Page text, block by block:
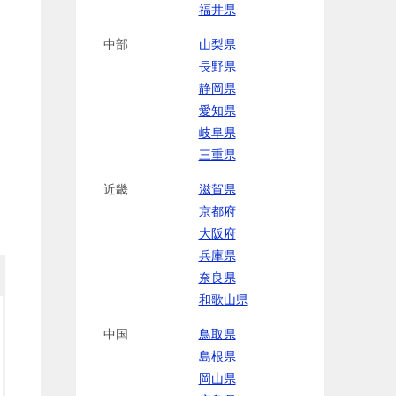
福井県
中部
山梨県
長野県
静岡県
愛知県
岐阜県
三重県
近畿
滋賀県
京都府
大阪府
兵庫県
奈良県
和歌山県
中国
鳥取県
島根県
岡山県